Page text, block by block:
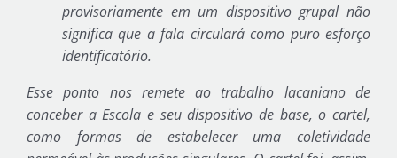
provisoriamente em um dispositivo grupal não
significa que a fala circulará como puro esforço
identificatório.
Esse ponto nos remete ao trabalho lacaniano de
conceber a Escola e seu dispositivo de base, o cartel,
como formas de estabelecer uma coletividade